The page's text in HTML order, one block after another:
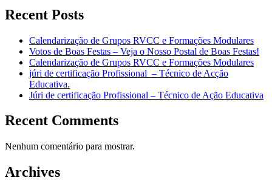
Recent Posts
Calendarização de Grupos RVCC e Formações Modulares
Votos de Boas Festas – Veja o Nosso Postal de Boas Festas!
Calendarização de Grupos RVCC e Formações Modulares
júri de certificação Profissional – Técnico de Acção
Educativa.
Júri de certificação Profissional – Técnico de Ação Educativa
Recent Comments
Nenhum comentário para mostrar.
Archives